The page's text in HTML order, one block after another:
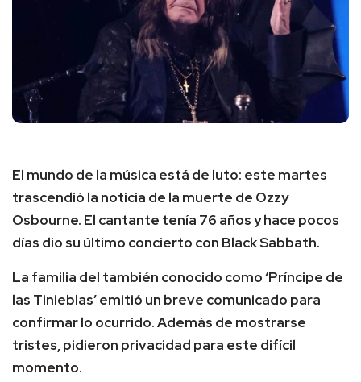
El mundo de la música está de luto: este martes
trascendió la noticia de la muerte de Ozzy
Osbourne. El cantante tenía 76 años y hace pocos
días dio su último concierto con Black Sabbath.
La familia del también conocido como ‘Príncipe de
las Tinieblas’ emitió un breve comunicado para
confirmar lo ocurrido. Además de mostrarse
tristes, pidieron privacidad para este difícil
momento.